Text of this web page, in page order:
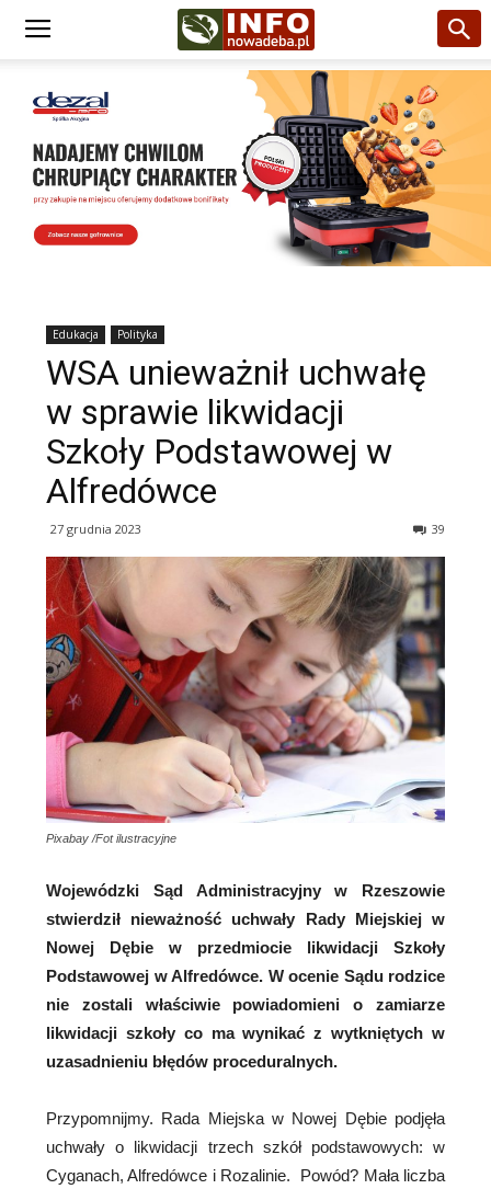
Edukacja Polityka
WSA unieważnił uchwałę
w sprawie likwidacji
Szkoły Podstawowej w
Alfredówce
27 grudnia 2023 39
Pixabay /Fot ilustracyjne
Wojewódzki Sąd Administracyjny w Rzeszowie
stwierdził nieważność uchwały Rady Miejskiej w
Nowej Dębie w przedmiocie likwidacji Szkoły
Podstawowej w Alfredówce. W ocenie Sądu rodzice
nie zostali właściwie powiadomieni o zamiarze
likwidacji szkoły co ma wynikać z wytkniętych w
uzasadnieniu błędów proceduralnych.
Przypomnijmy. Rada Miejska w Nowej Dębie podjęła
uchwały o likwidacji trzech szkół podstawowych: w
Cyganach, Alfredówce i Rozalinie. Powód? Mała liczba